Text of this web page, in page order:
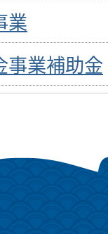
業
事業補助金